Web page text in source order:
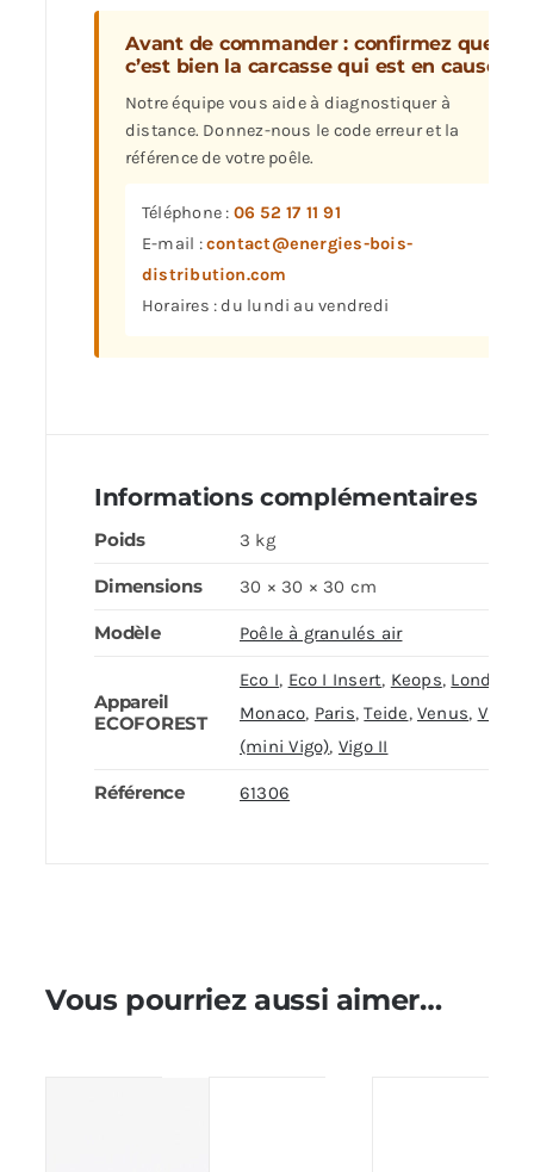
Avant de commander : confirmez que
c’est bien la carcasse qui est en cause.
Notre équipe vous aide à diagnostiquer à
distance. Donnez-nous le code erreur et la
référence de votre poêle.
Téléphone : 06 52 17 11 91
E-mail :contact@energies-bois-
distribution.com
Horaires : du lundi au vendredi
Informations complémentaires
Poids 3 kg
Dimensions 30 × 30 × 30 cm
Modèle Poêle à granulés air
Appareil
ECOFOREST
Eco I, Eco I Insert, Keops, London
Monaco, Paris,Teide, Venus, Vigo I
(mini Vigo), Vigo II
Référence 61306
Vous pourriez aussi aimer…